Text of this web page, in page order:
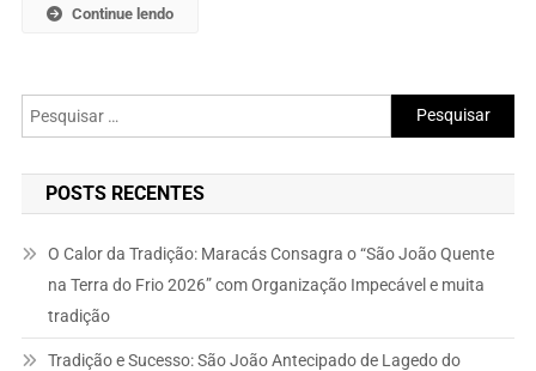
Continue lendo
Pesquisar
por:
POSTS RECENTES
O Calor da Tradição: Maracás Consagra o “São João Quente
na Terra do Frio 2026” com Organização Impecável e muita
tradição
Tradição e Sucesso: São João Antecipado de Lagedo do